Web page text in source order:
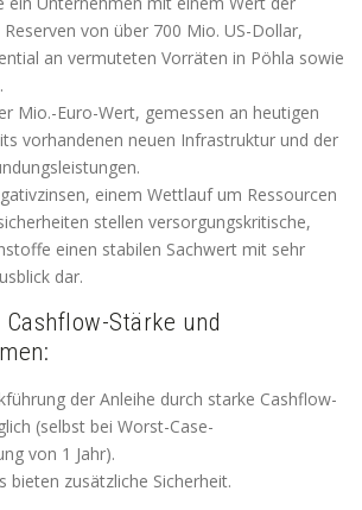
von über 700 Mio. US-Dollar,
an vermuteten Vorräten in Pöhla sowie
Mio.-Euro-Wert, gemessen an heutigen
vorhandenen neuen Infrastruktur und der
einem Wettlauf um Ressourcen
stellen versorgungskritische,
einen stabilen Sachwert mit sehr
dar.
Stärke und
der Anleihe durch starke Cashflow-
(selbst bei Worst-Case-
von 1 Jahr).
bieten zusätzliche Sicherheit.